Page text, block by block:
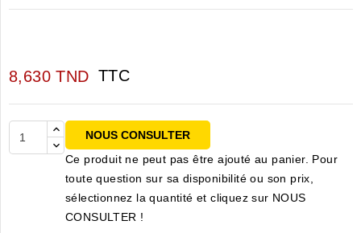
8,630 TND TTC
NOUS CONSULTER
Ce produit ne peut pas être ajouté au panier. Pour
toute question sur sa disponibilité ou son prix,
sélectionnez la quantité et cliquez sur NOUS
CONSULTER !